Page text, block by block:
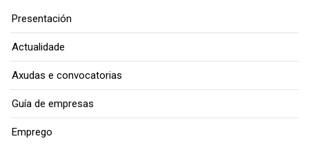
Presentación
Actualidade
Axudas e convocatorias
Guía de empresas
Emprego